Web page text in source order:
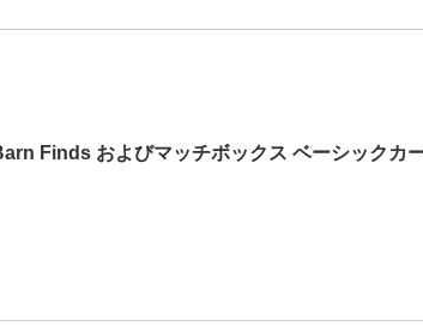
Finds およびマッチボックス ベーシックカ